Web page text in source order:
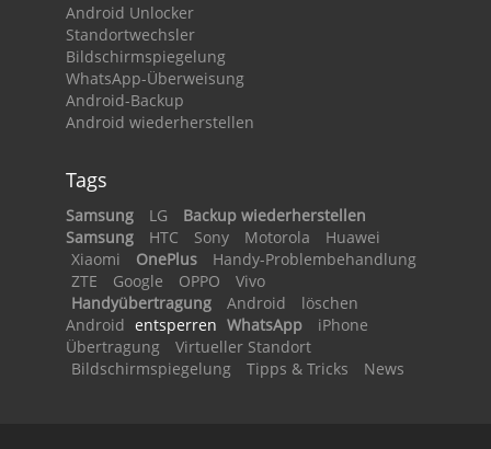
Android Unlocker
Standortwechsler
Bildschirmspiegelung
WhatsApp-Überweisung
Android-Backup
Android wiederherstellen
Tags
Samsung LG
Backup wiederherstellen
Samsung
HTC Sony Motorola
Huawei
Xiaomi
OnePlus
Handy-Problembehandlung
ZTE
Google OPPO
Vivo
Handyübertragung
Android
löschen
Android entsperren WhatsApp
iPhone
Übertragung
Virtueller Standort
Bildschirmspiegelung
Tipps & Tricks News